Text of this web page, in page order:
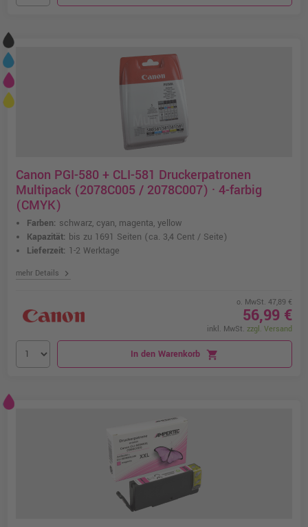
Canon PGI-580 + CLI-581 Druckerpatronen
Multipack (2078C005 / 2078C007) · 4-farbig
(CMYK)
Farben: schwarz, cyan, magenta, yellow
Kapazität: bis zu 1691 Seiten (ca. 3,4 Cent / Seite)
Lieferzeit: 1-2 Werktage
mehr Details chevron_right
o. MwSt. 47,89 €
56,99 €
inkl. MwSt. zzgl. Versand
In den Warenkorb shopping_cart